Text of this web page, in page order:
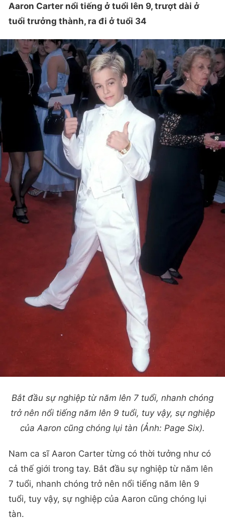
Aaron Carter nổi tiếng ở tuổi lên 9, trượt dài ở
tuổi trưởng thành, ra đi ở tuổi 34
Bắt đầu sự nghiệp từ năm lên 7 tuổi, nhanh chóng
trở nên nổi tiếng năm lên 9 tuổi, tuy vậy, sự nghiệp
của Aaron cũng chóng lụi tàn (Ảnh: Page Six).
Nam ca sĩ Aaron Carter từng có thời tưởng như có
cả thế giới trong tay. Bắt đầu sự nghiệp từ năm lên
7 tuổi, nhanh chóng trở nên nổi tiếng năm lên 9
tuổi, tuy vậy, sự nghiệp của Aaron cũng chóng lụi
tàn.